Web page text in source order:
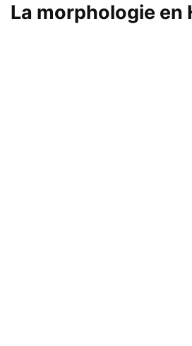
La morphologie en